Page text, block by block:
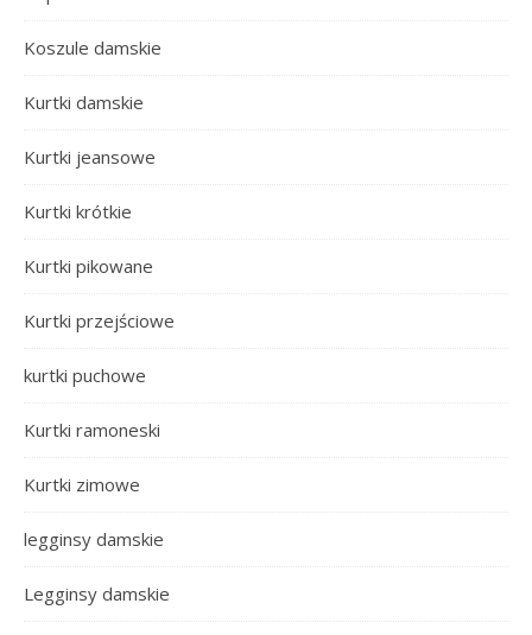
Koszule damskie
Kurtki damskie
Kurtki jeansowe
Kurtki krótkie
Kurtki pikowane
Kurtki przejściowe
kurtki puchowe
Kurtki ramoneski
Kurtki zimowe
legginsy damskie
Legginsy damskie